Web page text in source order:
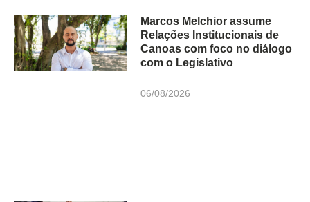
Marcos Melchior assume
Relações Institucionais de
Canoas com foco no diálogo
com o Legislativo
06/08/2026